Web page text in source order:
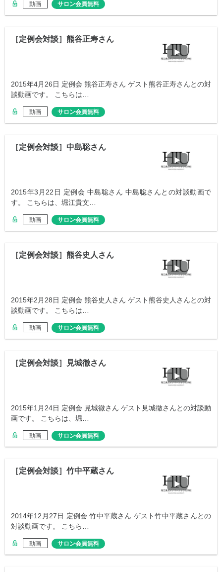
動画 サロン会員無料
［定例会対談］熊谷正寿さん
2015年4月26日 定例会 熊谷正寿さん ゲスト熊谷正寿さんとの対
談動画です。 こちらは…
動画 サロン会員無料
［定例会対談］中島聡さん
2015年3月22日 定例会 中島聡さん 中島聡さんとの対談動画で
す。 こちらは、堀江貴文…
動画 サロン会員無料
［定例会対談］熊谷史人さん
2015年2月28日 定例会 熊谷史人さん ゲスト熊谷史人さんとの対
談動画です。 こちらは…
動画 サロン会員無料
［定例会対談］見城徹さん
2015年1月24日 定例会 見城徹さん ゲスト見城徹さんとの対談動
画です。 こちらは、堀…
動画 サロン会員無料
［定例会対談］竹中平蔵さん
2014年12月27日 定例会 竹中平蔵さん ゲスト竹中平蔵さんとの
対談動画です。 こちら…
動画 サロン会員無料